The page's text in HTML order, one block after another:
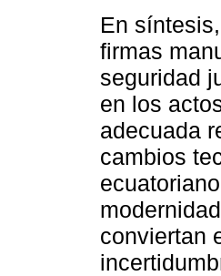
En
firmas
seguridad
en los
adecuada
cambios
conviertan